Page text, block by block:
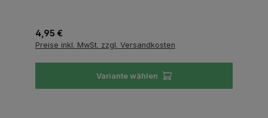
Regulärer Preis:
4,95 €
Preise inkl. MwSt. zzgl. Versandkosten
Variante wählen